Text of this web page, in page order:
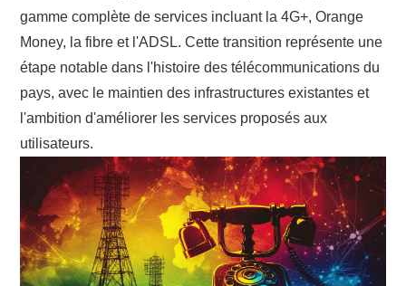
gamme complète de services incluant la 4G+, Orange
Money, la fibre et l'ADSL. Cette transition représente une
étape notable dans l'histoire des télécommunications du
pays, avec le maintien des infrastructures existantes et
l'ambition d'améliorer les services proposés aux
utilisateurs.